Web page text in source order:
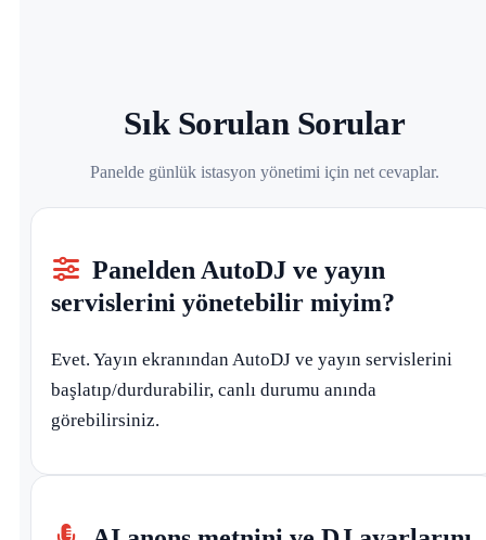
Sık Sorulan Sorular
Panelde günlük istasyon yönetimi için net cevaplar.
Panelden AutoDJ ve yayın
servislerini yönetebilir miyim?
Evet. Yayın ekranından AutoDJ ve yayın servislerini
başlatıp/durdurabilir, canlı durumu anında
görebilirsiniz.